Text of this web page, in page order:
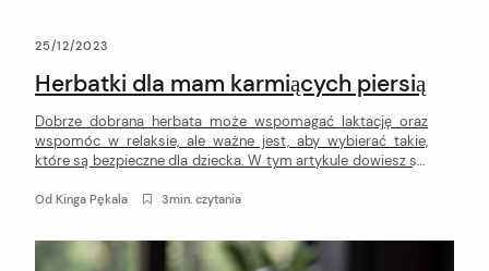
25/12/2023
Herbatki dla mam karmiących piersią
Dobrze dobrana herbata może wspomagać laktację oraz
wspomóc w relaksie, ale ważne jest, aby wybierać takie,
które są bezpieczne dla dziecka. W tym artykule dowiesz się
wspomagających laktację 🍼 Składniki aktywne zawarte w
mleka oraz mogą przyczyniać się do łagodzenia
powszechnych dolegliwości […]
Od Kinga Pękala 3min. czytania